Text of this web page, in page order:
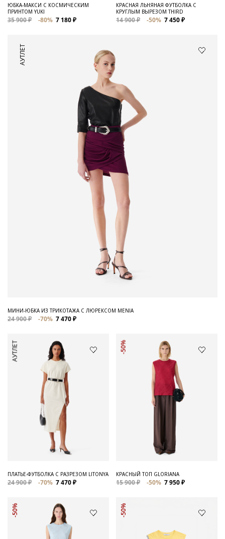
ЮБКА-МАКСИ С КОСМИЧЕСКИМ
ПРИНТОМ YUKI
35 900 ₽ -80% 7 180 ₽
КРАСНАЯ ЛЬНЯНАЯ ФУТБОЛКА С
КРУГЛЫМ ВЫРЕЗОМ THIRD
14 900 ₽ -50% 7 450 ₽
АУТЛЕТ
МИНИ-ЮБКА ИЗ ТРИКОТАЖА С ЛЮРЕКСОМ MENIA
24 900 ₽ -70% 7 470 ₽
АУТЛЕТ
ПЛАТЬЕ-ФУТБОЛКА С РАЗРЕЗОМ LITONYA
24 900 ₽ -70% 7 470 ₽
-50%
КРАСНЫЙ ТОП GLORIANA
15 900 ₽ -50% 7 950 ₽
-50% -50%